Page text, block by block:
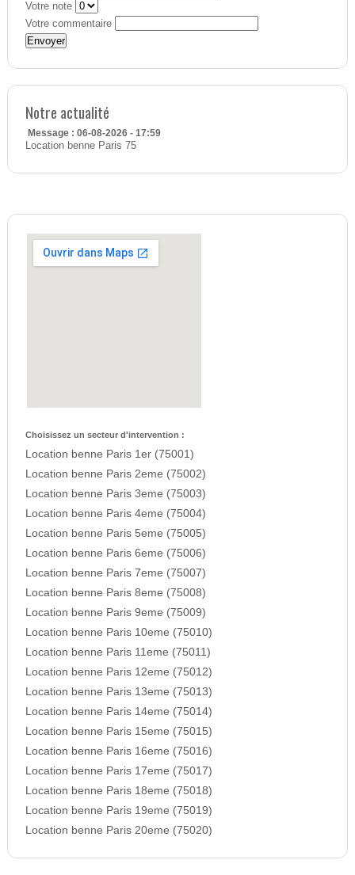
Votre note
Votre commentaire
Notre actualité
Message : 06-08-2026 - 17:59
Location benne Paris 75
Choisissez un secteur d'intervention :
Location benne Paris 1er (75001)
Location benne Paris 2eme (75002)
Location benne Paris 3eme (75003)
Location benne Paris 4eme (75004)
Location benne Paris 5eme (75005)
Location benne Paris 6eme (75006)
Location benne Paris 7eme (75007)
Location benne Paris 8eme (75008)
Location benne Paris 9eme (75009)
Location benne Paris 10eme (75010)
Location benne Paris 11eme (75011)
Location benne Paris 12eme (75012)
Location benne Paris 13eme (75013)
Location benne Paris 14eme (75014)
Location benne Paris 15eme (75015)
Location benne Paris 16eme (75016)
Location benne Paris 17eme (75017)
Location benne Paris 18eme (75018)
Location benne Paris 19eme (75019)
Location benne Paris 20eme (75020)